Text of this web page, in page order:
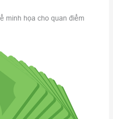
minh họa cho quan điểm